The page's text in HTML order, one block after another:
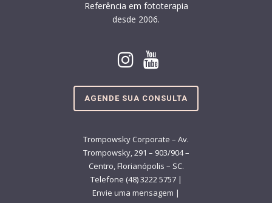
Referência em fototerapia
desde 2006.
AGENDE SUA CONSULTA
Trompowsky Corporate – Av.
Trompowsky, 291 – 903/904 –
Centro, Florianópolis – SC.
Telefone (48) 3222 5757 |
Envie uma mensagem |